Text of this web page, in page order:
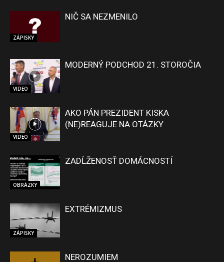
ZÁPISKY
NIČ SA NEZMENILO
VIDEO
MODERNÝ PODCHOD 21. STOROČIA
VIDEO
AKO PÁN PREZIDENT KISKA
(NE)REAGUJE NA OTÁZKY
OBRÁZKY
ZADĹŽENOSŤ DOMÁCNOSTÍ
ZÁPISKY
EXTRÉMIZMUS
NEROZUMIEM